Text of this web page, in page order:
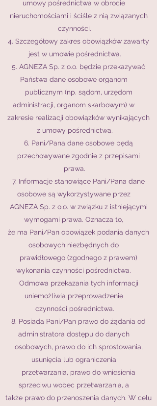
umowy pośrednictwa w obrocie
nieruchomościami i ściśle z nią związanych
czynności.
4. Szczegółowy zakres obowiązków zawarty
jest w umowie pośrednictwa.
5. AGNEZA Sp. z o.o. będzie przekazywać
Państwa dane osobowe organom
publicznym (np. sądom, urzędom
administracji, organom skarbowym) w
zakresie realizacji obowiązków wynikających
z umowy pośrednictwa.
6. Pani/Pana dane osobowe będą
przechowywane zgodnie z przepisami
prawa.
7. Informacje stanowiące Pani/Pana dane
osobowe są wykorzystywane przez
AGNEZA Sp. z o.o. w związku z istniejącymi
wymogami prawa. Oznacza to,
że ma Pani/Pan obowiązek podania danych
osobowych niezbędnych do
prawidłowego (zgodnego z prawem)
wykonania czynności pośrednictwa.
Odmowa przekazania tych informacji
uniemożliwia przeprowadzenie
czynności pośrednictwa.
8. Posiada Pani/Pan prawo do żądania od
administratora dostępu do danych
osobowych, prawo do ich sprostowania,
usunięcia lub ograniczenia
przetwarzania, prawo do wniesienia
sprzeciwu wobec przetwarzania, a
także prawo do przenoszenia danych. W celu